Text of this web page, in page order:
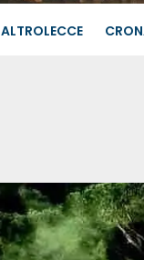
ALTROLECCE